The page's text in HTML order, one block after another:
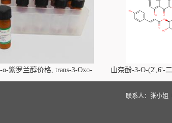
α-紫罗兰醇价格, trans-3-Oxo-
对照品, CAS号:896107-70-3
山奈酚-3-O-(2',6'-
beta-D-吡喃葡萄糖
(2',6'-di-O-
glucopyranoside对
联系人：张小姐